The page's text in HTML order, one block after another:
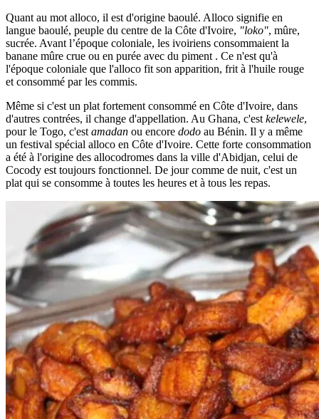
Quant au mot alloco, il est d'origine baoulé. Alloco signifie en
langue baoulé, peuple du centre de la Côte d'Ivoire, "loko", mûre,
sucrée. Avant l’époque coloniale, les ivoiriens consommaient la
banane mûre crue ou en purée avec du piment . Ce n'est qu'à
l'époque coloniale que l'alloco fit son apparition, frit à l'huile rouge
et consommé par les commis.
Même si c'est un plat fortement consommé en Côte d'Ivoire, dans
d'autres contrées, il change d'appellation. Au Ghana, c'est kelewele,
pour le Togo, c'est amadan ou encore dodo au Bénin. Il y a même
un festival spécial alloco en Côte d'Ivoire. Cette forte consommation
a été à l'origine des allocodromes dans la ville d'Abidjan, celui de
Cocody est toujours fonctionnel. De jour comme de nuit, c'est un
plat qui se consomme à toutes les heures et à tous les repas.